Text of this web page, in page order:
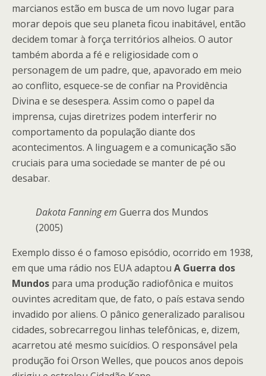
marcianos estão em busca de um novo lugar para
morar depois que seu planeta ficou inabitável, então
decidem tomar à força territórios alheios. O autor
também aborda a fé e religiosidade com o
personagem de um padre, que, apavorado em meio
ao conflito, esquece-se de confiar na Providência
Divina e se desespera. Assim como o papel da
imprensa, cujas diretrizes podem interferir no
comportamento da população diante dos
acontecimentos. A linguagem e a comunicação são
cruciais para uma sociedade se manter de pé ou
desabar.
Dakota Fanning em Guerra dos Mundos
(2005)
Exemplo disso é o famoso episódio, ocorrido em 1938,
em que uma rádio nos EUA adaptou A Guerra dos
Mundos para uma produção radiofônica e muitos
ouvintes acreditam que, de fato, o país estava sendo
invadido por aliens. O pânico generalizado paralisou
cidades, sobrecarregou linhas telefônicas, e, dizem,
acarretou até mesmo suicídios. O responsável pela
produção foi Orson Welles, que poucos anos depois